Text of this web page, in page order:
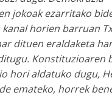
jokoak ezarritako
horien barruan
dituen eraldaketa
Konstituzioaren
hori aldatuko dugu,
emateko, horrek